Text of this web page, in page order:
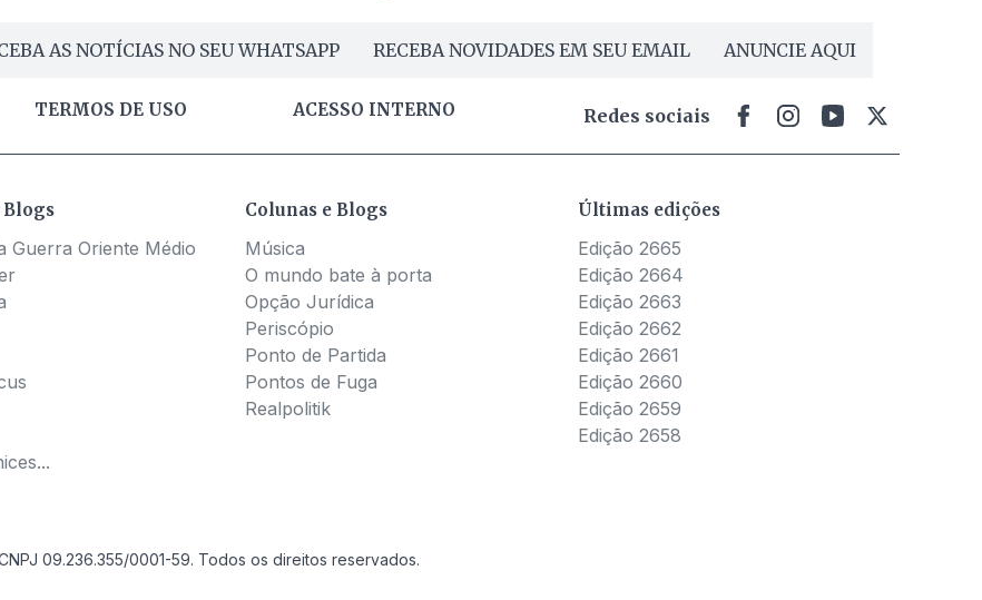
AS NOTÍCIAS NO SEU WHATSAPP RECEBA NOVIDADES EM SEU EMAIL ANUNCIE AQUI
TERMOS DE USO ACESSO INTERNO Redes sociais
Blogs
Guerra Oriente Médio
Colunas e Blogs
Música
O mundo bate à porta
Opção Jurídica
Periscópio
Ponto de Partida
Pontos de Fuga
Realpolitik
Últimas edições
Edição 2665
Edição 2664
Edição 2663
Edição 2662
Edição 2661
Edição 2660
Edição 2659
Edição 2658
09.236.355/0001-59. Todos os direitos reservados.